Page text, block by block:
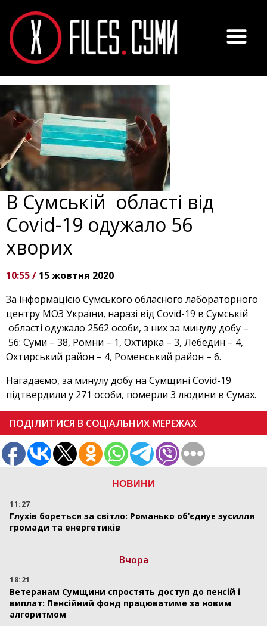
НОВИНИ
11:27
Глухів бореться за світло: Романько об’єднує зусилля
громади та енергетиків
Вчора
18:21
Ветеранам Сумщини спростять доступ до пенсій і
виплат: Пенсійний фонд працюватиме за новим
алгоритмом
В Сумській області від
Covid-19 одужало 56
хворих
10:55 / 15 жовтня 2020
За інформацією Сумського обласного лабораторного
центру МОЗ України, наразі від Covid-19 в Сумській
області одужало 2562 особи, з них за минулу добу –
56: Суми – 38, Ромни – 1, Охтирка – 3, Лебедин – 4,
Охтирський район – 4, Роменський район – 6.
Нагадаємо, за минулу добу на Сумщині Covid-19
підтвердили у 271 особи, померли 3 людини в Сумах.
ПОДІЛИТИСЯ В СОЦІАЛЬНИХ МЕРЕЖАХ